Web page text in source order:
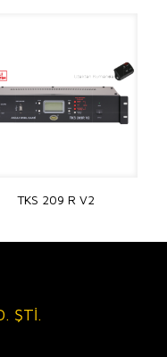
TKS 209 R V2
ŞTİ.